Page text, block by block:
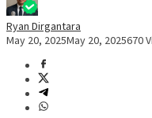
Ryan Dirgantara
May 20, 2025May 20, 2025670